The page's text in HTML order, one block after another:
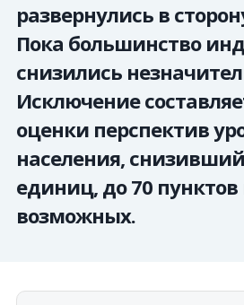
развернулись в
Пока большинство
снизились
Исключение
оценки перспектив
населения,
единиц, до 70 пунктов
возможных.